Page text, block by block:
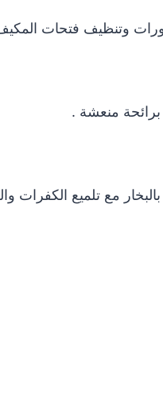
وتنظيف فتحات
برائحة منعشة .
مع تلميع الكفرات